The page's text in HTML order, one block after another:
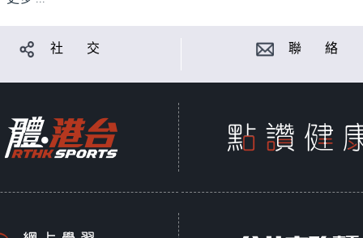
社 交 聯 絡